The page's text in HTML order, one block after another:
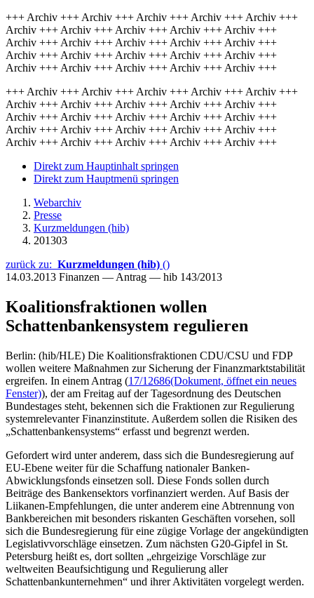
+++ Archiv +++ Archiv +++ Archiv +++ Archiv +++ Archiv +++
Archiv +++ Archiv +++ Archiv +++ Archiv +++ Archiv +++
Archiv +++ Archiv +++ Archiv +++ Archiv +++ Archiv +++
Archiv +++ Archiv +++ Archiv +++ Archiv +++ Archiv +++
Archiv +++ Archiv +++ Archiv +++ Archiv +++ Archiv +++
+++ Archiv +++ Archiv +++ Archiv +++ Archiv +++ Archiv +++
Archiv +++ Archiv +++ Archiv +++ Archiv +++ Archiv +++
Archiv +++ Archiv +++ Archiv +++ Archiv +++ Archiv +++
Archiv +++ Archiv +++ Archiv +++ Archiv +++ Archiv +++
Archiv +++ Archiv +++ Archiv +++ Archiv +++ Archiv +++
Direkt zum Hauptinhalt springen
Direkt zum Hauptmenü springen
Webarchiv
Presse
Kurzmeldungen (hib)
201303
zurück zu: Kurzmeldungen (hib) ()
14.03.2013 Finanzen — Antrag — hib 143/2013
Koalitionsfraktionen wollen
Schattenbankensystem regulieren
Berlin: (hib/HLE) Die Koalitionsfraktionen CDU/CSU und FDP
wollen weitere Maßnahmen zur Sicherung der Finanzmarktstabilität
ergreifen. In einem Antrag (17/12686(Dokument, öffnet ein neues
Fenster)), der am Freitag auf der Tagesordnung des Deutschen
Bundestages steht, bekennen sich die Fraktionen zur Regulierung
systemrelevanter Finanzinstitute. Außerdem sollen die Risiken des
„Schattenbankensystems“ erfasst und begrenzt werden.
Gefordert wird unter anderem, dass sich die Bundesregierung auf
EU-Ebene weiter für die Schaffung nationaler Banken-
Abwicklungsfonds einsetzen soll. Diese Fonds sollen durch
Beiträge des Bankensektors vorfinanziert werden. Auf Basis der
Liikanen-Empfehlungen, die unter anderem eine Abtrennung von
Bankbereichen mit besonders riskanten Geschäften vorsehen, soll
sich die Bundesregierung für eine zügige Vorlage der angekündigten
Legislativvorschläge einsetzen. Zum nächsten G20-Gipfel in St.
Petersburg heißt es, dort sollten „ehrgeizige Vorschläge zur
weltweiten Beaufsichtigung und Regulierung aller
Schattenbankunternehmen“ und ihrer Aktivitäten vorgelegt werden.